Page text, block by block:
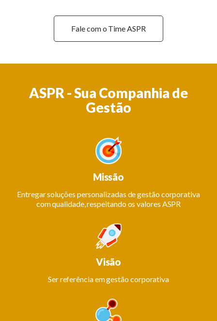
Fale com o Time ASPR
ASPR - Sua Companhia de
Gestão
Missão
Entregar soluções personalizadas de gestão corporativa
com qualidade, respeitando os valores ASPR
Visão
Ser referência em gestão corporativa